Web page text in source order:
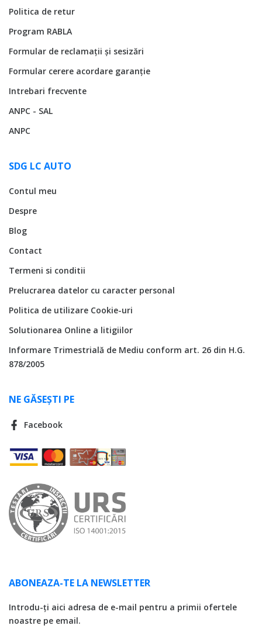
Politica de retur
Program RABLA
Formular de reclamații și sesizări
Formular cerere acordare garanție
Intrebari frecvente
ANPC - SAL
ANPC
SDG LC AUTO
Contul meu
Despre
Blog
Contact
Termeni si conditii
Prelucrarea datelor cu caracter personal
Politica de utilizare Cookie-uri
Solutionarea Online a litigiilor
Informare Trimestrială de Mediu conform art. 26 din H.G.
878/2005
NE GĂSEȘTI PE
Facebook
ABONEAZA-TE LA NEWSLETTER
Introdu-ți aici adresa de e-mail pentru a primii ofertele
noastre pe email.